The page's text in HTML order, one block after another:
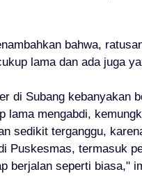
bahwa,
lama dan ada juga
di Subang kebanyakan
lama mengabdi,
sedikit terganggu,
Puskesmas, termasuk
berjalan seperti biasa,"